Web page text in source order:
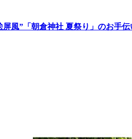
屏風”「朝倉神社 夏祭り」のお手伝